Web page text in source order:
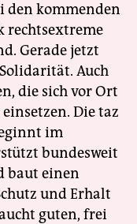
den kommenden
rechtsextreme
Gerade jetzt
Auch
die sich vor Ort
Die taz
im
bundesweit
baut einen
und Erhalt
guten, frei